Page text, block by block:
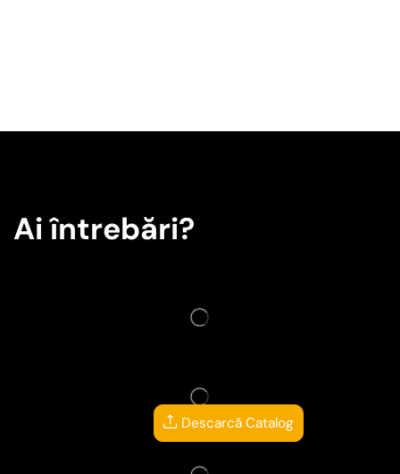
Ai întrebări?
Descarcă Catalog